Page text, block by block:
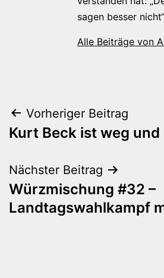
sagen besser nicht“
Alle Beiträge von
Vorheriger Beitrag
Kurt Beck ist weg und
Nächster Beitrag
Würzmischung #32 –
Landtagswahlkampf